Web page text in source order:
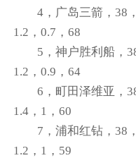
4，广岛三箭，38
1.2，0.7，68
5，神户胜利船，
1.2，0.9，64
6，町田泽维亚，
1.4，1，60
7，浦和红钻，38
1.2，1，59